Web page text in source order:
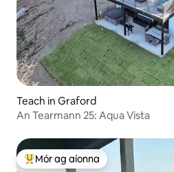
Teach in Graford
An Tearmann 25: Aqua Vista
An-mhór ag aíonna
Mór ag aíonna